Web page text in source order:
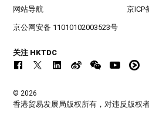
网站导航 京ICP
京公网安备 11010102003523号
关注 HKTDC
© 2026
香港贸易发展局版权所有，对违反版权